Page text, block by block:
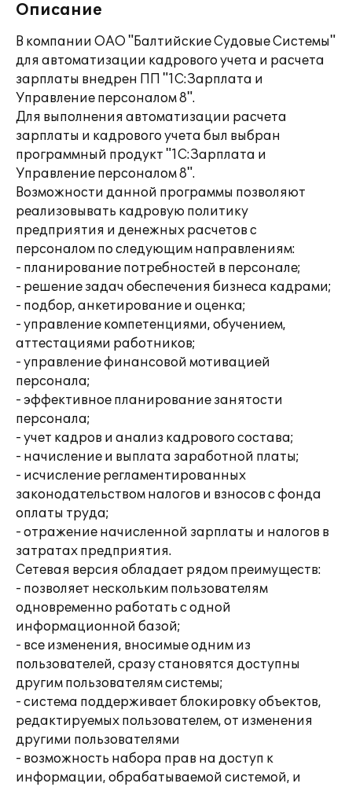
Описание
В компании ОАО "Балтийские Судовые Системы"
для автоматизации кадрового учета и расчета
зарплаты внедрен ПП "1С:Зарплата и
Управление персоналом 8".
Для выполнения автоматизации расчета
зарплаты и кадрового учета был выбран
программный продукт "1С:Зарплата и
Управление персоналом 8".
Возможности данной программы позволяют
реализовывать кадровую политику
предприятия и денежных расчетов с
персоналом по следующим направлениям:
- планирование потребностей в персонале;
- решение задач обеспечения бизнеса кадрами;
- подбор, анкетирование и оценка;
- управление компетенциями, обучением,
аттестациями работников;
- управление финансовой мотивацией
персонала;
- эффективное планирование занятости
персонала;
- учет кадров и анализ кадрового состава;
- начисление и выплата заработной платы;
- исчисление регламентированных
законодательством налогов и взносов с фонда
оплаты труда;
- отражение начисленной зарплаты и налогов в
затратах предприятия.
Сетевая версия обладает рядом преимуществ:
- позволяет нескольким пользователям
одновременно работать с одной
информационной базой;
- все изменения, вносимые одним из
пользователей, сразу становятся доступны
другим пользователям системы;
- система поддерживает блокировку объектов,
редактируемых пользователем, от изменения
другими пользователями
- возможность набора прав на доступ к
информации, обрабатываемой системой, и